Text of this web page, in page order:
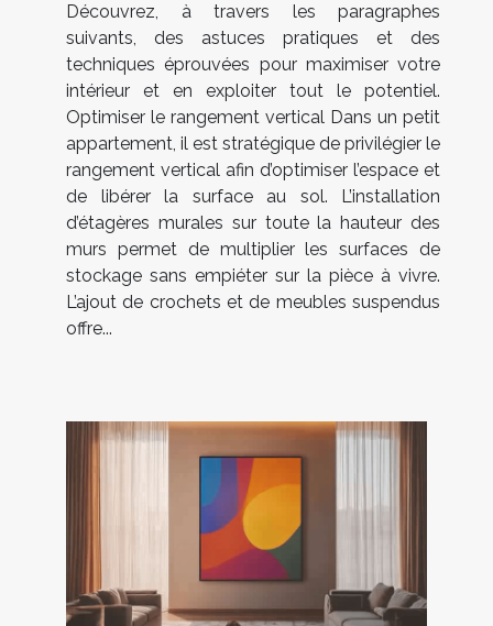
Découvrez, à travers les paragraphes
suivants, des astuces pratiques et des
techniques éprouvées pour maximiser votre
intérieur et en exploiter tout le potentiel.
Optimiser le rangement vertical Dans un petit
appartement, il est stratégique de privilégier le
rangement vertical afin d’optimiser l’espace et
de libérer la surface au sol. L’installation
d’étagères murales sur toute la hauteur des
murs permet de multiplier les surfaces de
stockage sans empiéter sur la pièce à vivre.
L’ajout de crochets et de meubles suspendus
offre...